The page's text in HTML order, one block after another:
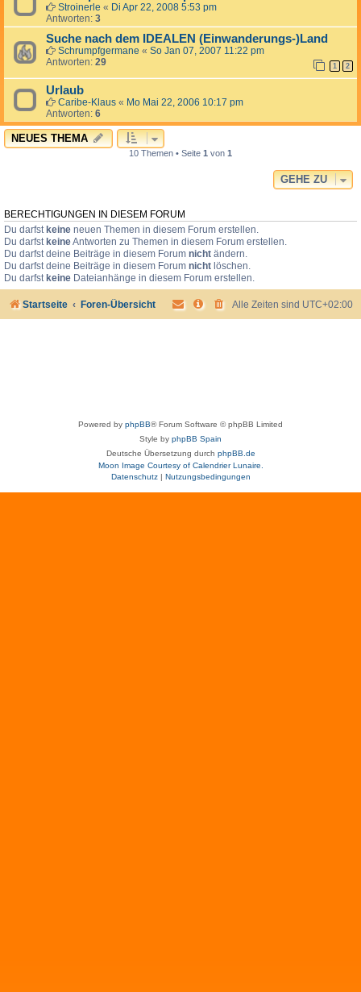
Stroinerle « Di Apr 22, 2008 5:53 pm
Antworten: 3
Suche nach dem IDEALEN (Einwanderungs-)Land
Schrumpfgermane « So Jan 07, 2007 11:22 pm
Antworten: 29 1 2
Urlaub
Caribe-Klaus « Mo Mai 22, 2006 10:17 pm
Antworten: 6
NEUES THEMA
10 Themen • Seite 1 von 1
GEHE ZU
BERECHTIGUNGEN IN DIESEM FORUM
Du darfst keine neuen Themen in diesem Forum erstellen.
Du darfst keineAntworten zu Themen in diesem Forum erstellen.
Du darfst deine Beiträge in diesem Forum nicht ändern.
Du darfst deine Beiträge in diesem Forum nicht löschen.
Du darfst keine Dateianhänge in diesem Forum erstellen.
Startseite Foren-Übersicht Alle Zeiten sind UTC+02:00
Powered by phpBB® Forum Software © phpBB Limited
Style by phpBB Spain
Deutsche Übersetzung durch phpBB.de
Moon Image Courtesy of Calendrier Lunaire.
Datenschutz| Nutzungsbedingungen